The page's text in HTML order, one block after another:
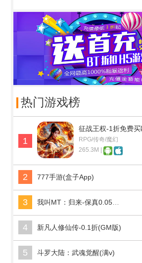
热门游戏榜
1
RPG/传奇/魔幻
265.3M |
2 777手游(盒子App)
3
4 新凡人修仙传-0.1折(GM版)
5 斗罗大陆：武魂觉醒(满v)